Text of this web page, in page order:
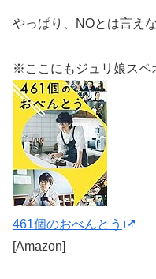
やっぱり、NOとは言え
※ここにもジュリ娘スペ
461個のおべんとう
[Amazon]